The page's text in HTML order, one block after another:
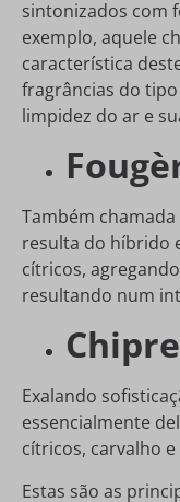
sintonizados com
exemplo, aquele
característica
fragrâncias do
limpidez do ar e
Também
resulta do híbrido
cítricos,
resultando num
Chipre
Exalando
essencialmente
cítricos, carvalho
Estas são as